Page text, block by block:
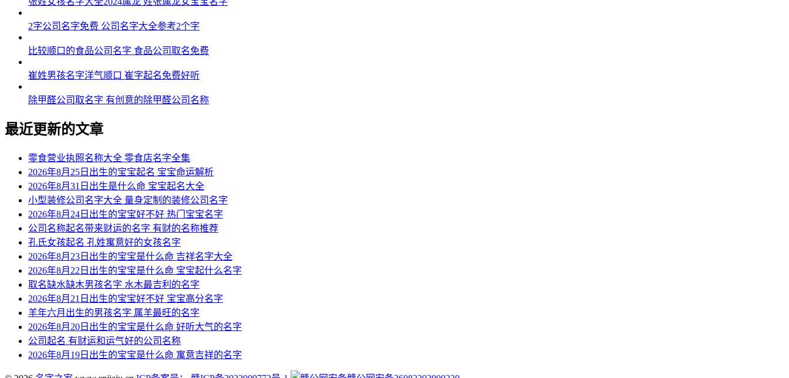
2字公司名字免费 公司名字大全参考2个字
比较顺口的食品公司名字 食品公司取名免费
崔姓男孩名字洋气顺口 崔字起名免费好听
除甲醛公司取名字 有创意的除甲醛公司名称
最近更新的文章
零食营业执照名称大全 零食店名字全集
2026年8月25日出生的宝宝起名 宝宝命运解析
2026年8月31日出生是什么命 宝宝起名大全
小型装修公司名字大全 量身定制的装修公司名字
2026年8月24日出生的宝宝好不好 热门宝宝名字
公司名称起名带来财运的名字 有财的名称推荐
孔氏女孩起名 孔姓寓意好的女孩名字
2026年8月23日出生的宝宝是什么命 吉祥名字大全
2026年8月22日出生的宝宝是什么命 宝宝起什么名字
取名缺水缺木男孩名字 水木最吉利的名字
2026年8月21日出生的宝宝好不好 宝宝高分名字
羊年六月出生的男孩名字 属羊最旺的名字
2026年8月20日出生的宝宝是什么命 好听大气的名字
公司起名 有财运和运气好的公司名称
2026年8月19日出生的宝宝是什么命 寓意吉祥的名字